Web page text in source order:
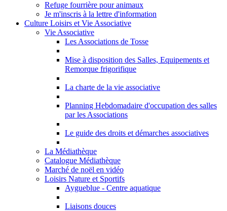
Refuge fourrière pour animaux
Je m'inscris à la lettre d'information
Culture Loisirs et Vie Associative
Vie Associative
Les Associations de Tosse
Mise à disposition des Salles, Equipements et
Remorque frigorifique
La charte de la vie associative
Planning Hebdomadaire d'occupation des salles
par les Associations
Le guide des droits et démarches associatives
La Médiathèque
Catalogue Médiathèque
Marché de noël en vidéo
Loisirs Nature et Sportifs
Aygueblue - Centre aquatique
Liaisons douces